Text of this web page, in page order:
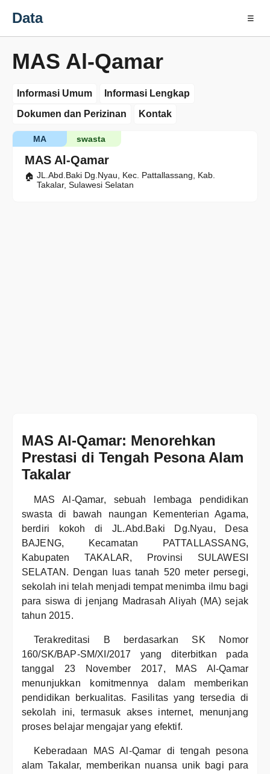
Data ☰
MAS Al-Qamar
Informasi Umum
Informasi Lengkap
Dokumen dan Perizinan
Kontak
MAS Al-Qamar
swasta
MA
JL.Abd.Baki Dg.Nyau, Kec. Pattallassang, Kab.
Takalar, Sulawesi Selatan
MAS Al-Qamar: Menorehkan
Prestasi di Tengah Pesona Alam
Takalar
MAS Al-Qamar, sebuah lembaga pendidikan
swasta di bawah naungan Kementerian Agama,
berdiri kokoh di JL.Abd.Baki Dg.Nyau, Desa
BAJENG, Kecamatan PATTALLASSANG,
Kabupaten TAKALAR, Provinsi SULAWESI
SELATAN. Dengan luas tanah 520 meter persegi,
sekolah ini telah menjadi tempat menimba ilmu bagi
para siswa di jenjang Madrasah Aliyah (MA) sejak
tahun 2015.
Terakreditasi B berdasarkan SK Nomor
160/SK/BAP-SM/XI/2017 yang diterbitkan pada
tanggal 23 November 2017, MAS Al-Qamar
menunjukkan komitmennya dalam memberikan
pendidikan berkualitas. Fasilitas yang tersedia di
sekolah ini, termasuk akses internet, menunjang
proses belajar mengajar yang efektif.
Keberadaan MAS Al-Qamar di tengah pesona
alam Takalar, memberikan nuansa unik bagi para